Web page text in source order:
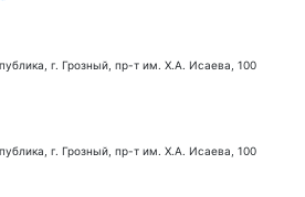
г. Грозный, пр-т им. Х.А. Исаева, 100
г. Грозный, пр-т им. Х.А. Исаева, 100